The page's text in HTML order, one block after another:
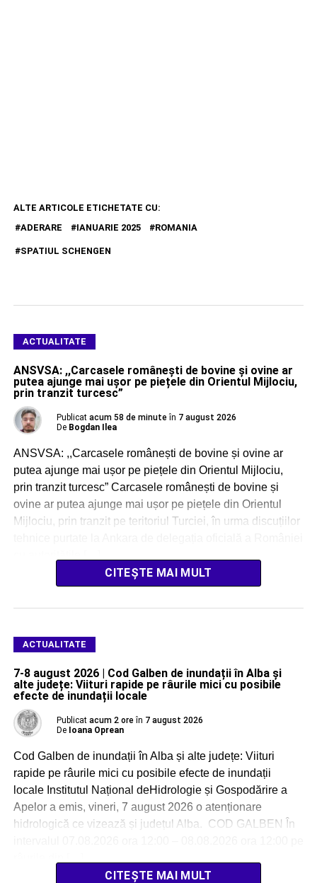
ALTE ARTICOLE ETICHETATE CU:
ADERARE
IANUARIE 2025 ROMANIA
SPATIUL SCHENGEN
ACTUALITATE
ANSVSA: ,,Carcasele românești de bovine și ovine ar
putea ajunge mai ușor pe piețele din Orientul Mijlociu,
prin tranzit turcesc”
Publicat acum 58 de minute în 7 august 2026
De Bogdan Ilea
ANSVSA: ,,Carcasele românești de bovine și ovine ar
putea ajunge mai ușor pe piețele din Orientul Mijlociu,
prin tranzit turcesc” Carcasele românești de bovine și
ovine ar putea ajunge mai ușor pe piețele din Orientul
Mijlociu, prin tranzit pe teritoriul Turciei, în urma discuțiilor
CITEȘTE MAI MULT
ACTUALITATE
7-8 august 2026 | Cod Galben de inundații în Alba și
alte județe: Viituri rapide pe râurile mici cu posibile
efecte de inundații locale
Publicat acum 2 ore în 7 august 2026
De Ioana Oprean
Cod Galben de inundații în Alba și alte județe: Viituri
rapide pe râurile mici cu posibile efecte de inundații
locale Institutul Național deHidrologie și Gospodărire a
Apelor a emis, vineri, 7 august 2026 o atenționare
hidrologică ce vizează și județul Alba. COD GALBEN În
CITEȘTE MAI MULT